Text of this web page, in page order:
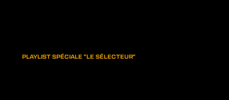
PLAYLIST SPÉCIALE "LE SÉLECTEUR"